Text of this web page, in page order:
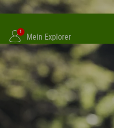
1
Mein Explorer